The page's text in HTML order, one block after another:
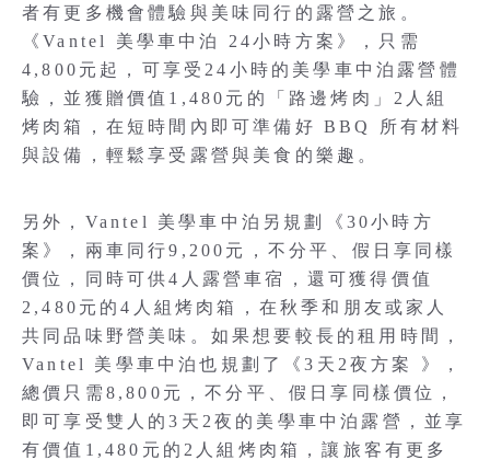
者有更多機會體驗與美味同行的露營之旅。
《Vantel 美學車中泊 24小時方案》，只需
4,800元起，可享受24小時的美學車中泊露營體
驗，並獲贈價值1,480元的「路邊烤肉」2人組
烤肉箱，在短時間內即可準備好 BBQ 所有材料
與設備，輕鬆享受露營與美食的樂趣。
另外，Vantel 美學車中泊另規劃《30小時方
案》，兩車同行9,200元，不分平、假日享同樣
價位，同時可供4人露營車宿，還可獲得價值
2,480元的4人組烤肉箱，在秋季和朋友或家人
共同品味野營美味。如果想要較長的租用時間，
Vantel 美學車中泊也規劃了《3天2夜方案 》，
總價只需8,800元，不分平、假日享同樣價位，
即可享受雙人的3天2夜的美學車中泊露營，並享
有價值1,480元的2人組烤肉箱，讓旅客有更多